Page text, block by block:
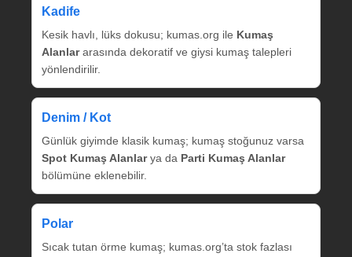
Kadife
Kesik havlı, lüks dokusu; kumas.org ile Kumaş
Alanlararasında dekoratif ve giysi kumaş talepleri
yönlendirilir.
Denim / Kot
Günlük giyimde klasik kumaş; kumaş stoğunuz varsa
Spot Kumaş Alanlarya da Parti Kumaş Alanlar
bölümüne eklenebilir.
Polar
Sıcak tutan örme kumaş; kumas.org’ta stok fazlası